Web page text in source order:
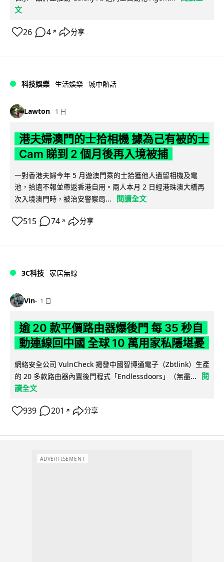
文
26 4 ↗ 分享
科技娛樂 生活娛樂 城中熱話
Lawton 1 日
港夫婦澳門的士拾相機 據為己有被的士
Cam 睇到 2 個月後再入境被捕
一對香港夫婦今年 5 月遊澳門乘的士拾獲他人遺留相機及電
池，拾遺不報並帶返香港自用。兩人本月 2 日經港珠澳大橋再
次入境澳門時，被治安警察局...
閱讀全文
515 74 ↗ 分享
3C科技 家居無線
Vin 1 日
逾 20 款平價路由器爆後門 每 35 秒自
動連線回中國 全球 10 萬用家私隱堪憂
網絡安全公司 VulnCheck 揭發中國智博通電子（Zbtlink）生產
的 20 多款路由器內置後門程式「Endlessdoors」（無盡...
閱
讀全文
939 201 ↗ 分享
ADVERTISEMENT